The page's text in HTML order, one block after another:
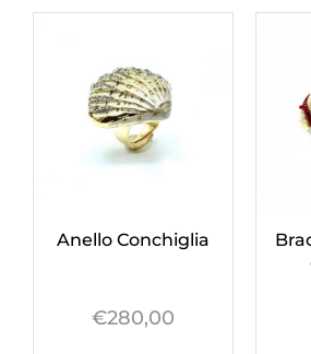
Home
Anello Conchiglia
€280,00